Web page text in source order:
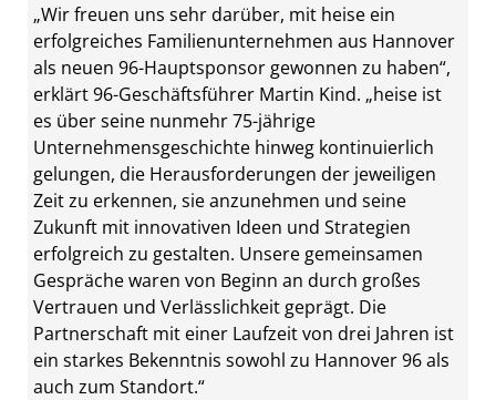
„Wir freuen uns sehr darüber, mit heise ein
erfolgreiches Familienunternehmen aus Hannover
als neuen 96-Hauptsponsor gewonnen zu haben“,
erklärt 96-Geschäftsführer Martin Kind. „heise ist
es über seine nunmehr 75-jährige
Unternehmensgeschichte hinweg kontinuierlich
gelungen, die Herausforderungen der jeweiligen
Zeit zu erkennen, sie anzunehmen und seine
Zukunft mit innovativen Ideen und Strategien
erfolgreich zu gestalten. Unsere gemeinsamen
Gespräche waren von Beginn an durch großes
Vertrauen und Verlässlichkeit geprägt. Die
Partnerschaft mit einer Laufzeit von drei Jahren ist
ein starkes Bekenntnis sowohl zu Hannover 96 als
auch zum Standort.“